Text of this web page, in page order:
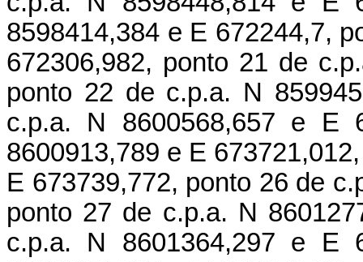
8598414,384 e E 672244,7,
672306,982, ponto 21 de
ponto 22 de c.p.a. N
c.p.a. N 8600568,657 e E
8600913,789 e E
E 673739,772, ponto 26 de
ponto 27 de c.p.a. N
c.p.a. N 8601364,297 e E